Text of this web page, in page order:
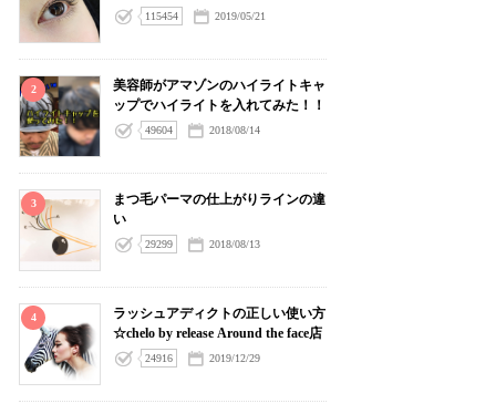
115454 2019/05/21
2
美容師がアマゾンのハイライトキャ
ップでハイライトを入れてみた！！
49604 2018/08/14
3
まつ毛パーマの仕上がりラインの違
い
29299 2018/08/13
4
ラッシュアディクトの正しい使い方
☆chelo by release Around the face店
24916 2019/12/29